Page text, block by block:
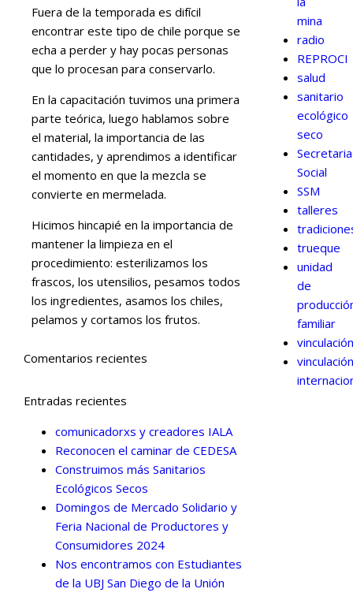
Fuera de la temporada es difícil
encontrar este tipo de chile porque se
echa a perder y hay pocas personas
que lo procesan para conservarlo.
En la capacitación tuvimos una primera
parte teórica, luego hablamos sobre
el material, la importancia de las
cantidades, y aprendimos a identificar
el momento en que la mezcla se
convierte en mermelada.
Hicimos hincapié en la importancia de
mantener la limpieza en el
procedimiento: esterilizamos los
frascos, los utensilios, pesamos todos
los ingredientes, asamos los chiles,
pelamos y cortamos los frutos.
Comentarios recientes
Entradas recientes
comunicadorxs y creadores IALA
Reconocen el caminar de CEDESA
Construimos más Sanitarios
Ecológicos Secos
Domingos de Mercado Solidario y
Feria Nacional de Productores y
Consumidores 2024
Nos encontramos con Estudiantes
de la UBJ San Diego de la Unión
mina
radio
REPROCI
salud
sanitario
ecológico
seco
Social
SSM
talleres
trueque
unidad
de
familiar
vinculación
vinculación